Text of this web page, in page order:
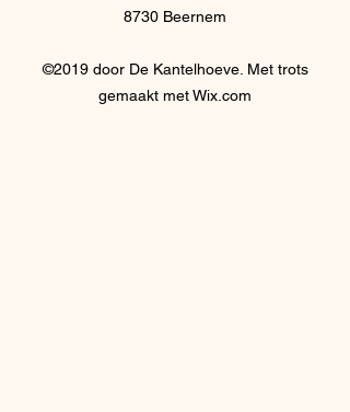
8730 Beernem
©2019 door De Kantelhoeve. Met trots
gemaakt met Wix.com